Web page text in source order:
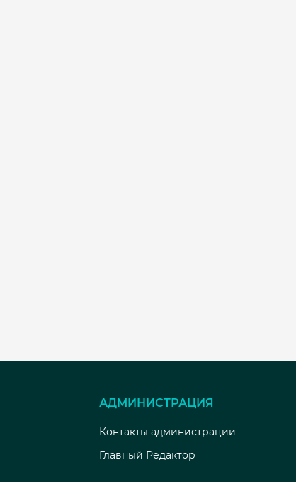
АДМИНИСТРАЦИЯ
Контакты администрации
Главный Редактор